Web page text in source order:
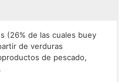
(26% de las cuales buey
de verduras
de pescado,